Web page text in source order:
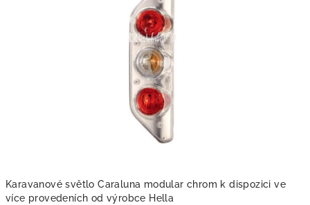
Karavanové světlo Caraluna modular chrom k dispozici ve
více provedeních od výrobce Hella